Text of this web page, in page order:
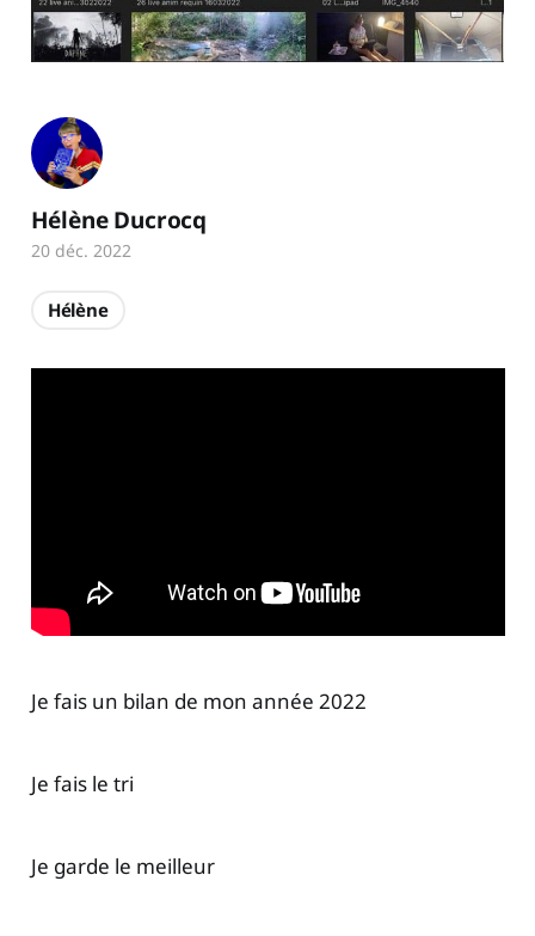
Je fais un bilan de mon année 2022
Je fais le tri
Je garde le meilleur
Hélène Ducrocq
20 déc. 2022
Hélène